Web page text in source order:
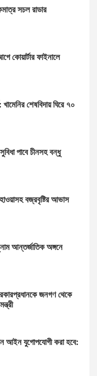
সচল রাডার
কোয়ার্টার ফাইনালে
শেষবিদায় ঘিরে ৭০
পাবে চীনসহ বন্ধু
বজ্রবৃষ্টির আভাস
আন্তর্জাতিক অঙ্গনে
জনগণ থেকে
আইন যুগোপযোগী করা হবে: